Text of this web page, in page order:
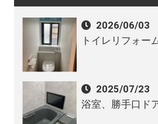
2026/06/03
トイレリフォー
2025/07/23
浴室、勝手口ド